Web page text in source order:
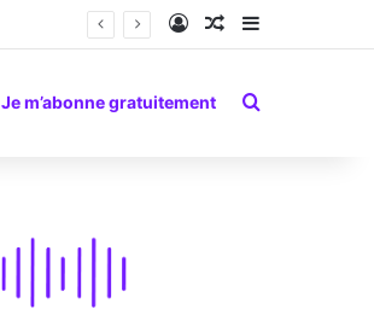
Connexion
Article Aléatoire
Sidebar
Je m’abonne gratuitement Rechercher